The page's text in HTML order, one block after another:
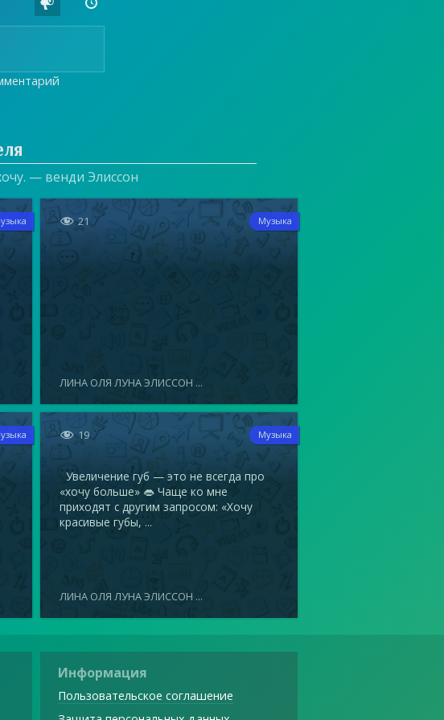
— венди Элиссон
 21 Музыка
ЛИНА ОЛЯ ЛУНА ЭЛИССОН ...
 19 Музыка
Увеличение губ — это не всегда про
«хочу больше» 👄 Чаще ко мне
приходят с другим запросом: «Хочу
красивые губы, ...
ЛИНА ОЛЯ ЛУНА ЭЛИССОН ...
Информация
Пользовательское соглашение